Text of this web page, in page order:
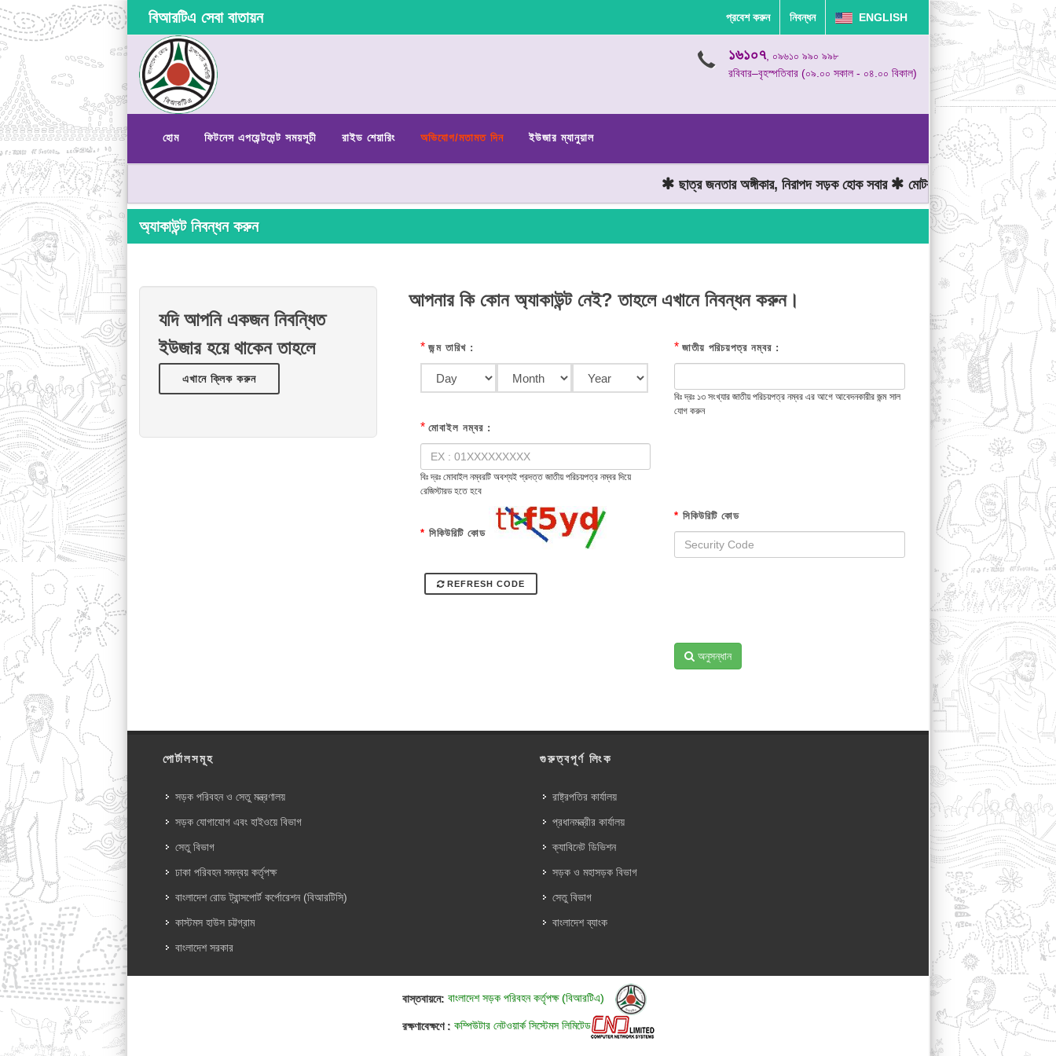
বিআরটিএ সেবা বাতায়ন প্রবেশ করুন নিবন্ধন ENGLISH
১৬১০৭, ০৯৬১০ ৯৯০ ৯৯৮
রবিবার–বৃহস্পতিবার (০৯.০০ সকাল - ০৪.০০ বিকাল)
হোম ফিটনেস এপয়েন্টমেন্ট সময়সূচী রাইড শেয়ারিং অভিযোগ/মতামত দিন ইউজার ম্যানুয়াল
ছাত্র জনতার অঙ্গীকার, নিরাপদ সড়ক হোক সবার মোটরযান চালানোর সময় গতিসীমা
অ্যাকাউন্ট নিবন্ধন করুন
যদি আপনি একজন নিবন্ধিত
ইউজার হয়ে থাকেন তাহলে
এখানে ক্লিক করুন
আপনার কি কোন অ্যাকাউন্ট নেই? তাহলে এখানে নিবন্ধন করুন।
* জন্ম তারিখ : * জাতীয় পরিচয়পত্র নম্বর :
বিঃ দ্রঃ ১৩ সংখ্যার জাতীয় পরিচয়পত্র নম্বর এর আগে আবেদনকারীর জন্ম সাল
যোগ করুন
* মোবাইল নম্বর :
বিঃ দ্রঃ মোবাইল নম্বরটি অবশ্যই প্রদত্ত জাতীয় পরিচয়পত্র নম্বর দিয়ে
রেজিস্টারড হতে হবে
* সিকিউরিটি কোড
REFRESH CODE
* সিকিউরিটি কোড
অনুসন্ধান
পোর্টালসমূহ
সড়ক পরিবহন ও সেতু মন্ত্রণালয়
সড়ক যোগাযোগ এবং হাইওয়ে বিভাগ
সেতু বিভাগ
ঢাকা পরিবহন সমন্বয় কর্তৃপক্ষ
বাংলাদেশ রোড ট্রান্সপোর্ট কর্পোরেশন (বিআরটিসি)
কাস্টমস হাউস চট্টগ্রাম
বাংলাদেশ সরকার
গুরুত্বপূর্ণ লিংক
রাষ্ট্রপতির কার্যালয়
প্রধানমন্ত্রীর কার্যালয়
ক্যাবিনেট ডিভিশন
সড়ক ও মহাসড়ক বিভাগ
সেতু বিভাগ
বাংলাদেশ ব্যাংক
বাস্তবায়নে: বাংলাদেশ সড়ক পরিবহন কর্তৃপক্ষ (বিআরটিএ)
রক্ষণাবেক্ষণে : কম্পিউটার নেটওয়ার্ক সিস্টেমস লিমিটেড